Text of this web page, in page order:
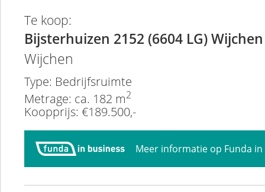
Te koop:
Bijsterhuizen 2152 (6604 LG) Wijchen
Wijchen
Type: Bedrijfsruimte
Metrage: ca. 182 m2
Koopprijs: €189.500,-
Meer informatie op Funda in